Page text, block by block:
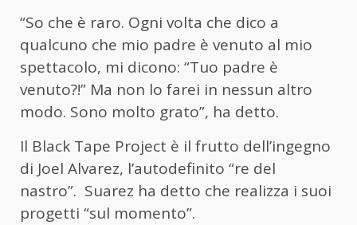
“So che è raro. Ogni volta che dico a
qualcuno che mio padre è venuto al mio
spettacolo, mi dicono: “Tuo padre è
venuto?!” Ma non lo farei in nessun altro
modo. Sono molto grato”, ha detto.
Il Black Tape Project è il frutto dell’ingegno
di Joel Alvarez, l’autodefinito “re del
nastro”. Suarez ha detto che realizza i suoi
progetti “sul momento”.